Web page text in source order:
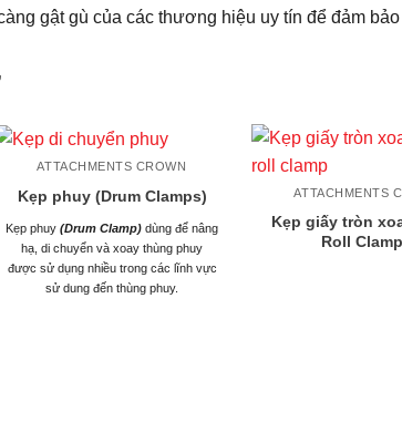
gật gù của các thương hiệu uy tín để đảm
ATTACHMENTS CROWN
Kẹp phuy (Drum Clamps)
Kẹp phuy (Drum Clamp) dùng để nâng
hạ, di chuyển và xoay thùng phuy
được sử dụng nhiều trong các lĩnh vực
sử dung đến thùng phuy.
ATTACHMENTS
Kẹp giấy tròn
Roll